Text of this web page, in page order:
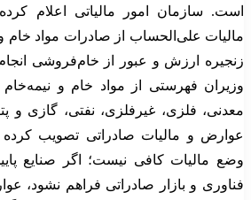
است. سازمان امور مالیاتی اعلام
مالیات علی‌الحساب از صادرات مواد خام
زنجیره ارزش و عبور از خام‌فروشی
وزیران فهرستی از مواد خام و
معدنی، فلزی، غیرفلزی، نفتی، گازی و
عوارض و مالیات صادراتی تصویب
وضع مالیات کافی نیست؛ اگر صنایع
فناوری و بازار صادراتی فراهم نشود،